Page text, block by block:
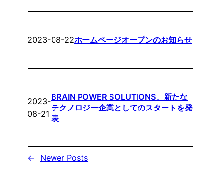
2023-08-22ホームページオープンのお知らせ
2023-
08-21
BRAIN POWER SOLUTIONS、新たな
テクノロジー企業としてのスタートを発
表
← Newer Posts